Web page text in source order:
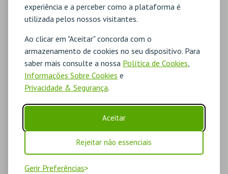
experiência e a perceber como a plataforma é
utilizada pelos nossos visitantes.
Ao clicar em "Aceitar" concorda com o
armazenamento de cookies no seu dispositivo. Para
saber mais consulte a nossa Política de Cookies
Informações Sobre Cookies e
Privacidade & Segurança.
Aceitar
Rejeitar não essenciais
Gerir Preferências